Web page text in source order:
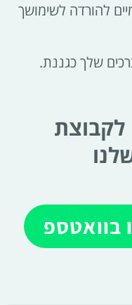
להורדה לשימושך
שלך כגננת.
לקבוצת
בוואטספ